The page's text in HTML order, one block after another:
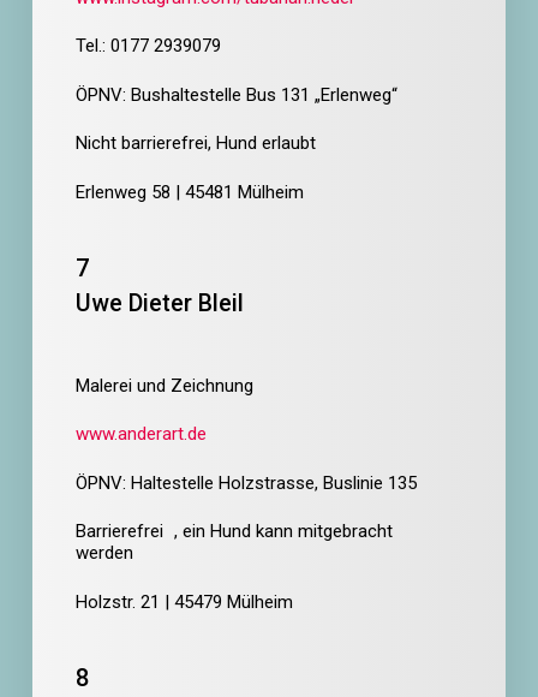
Tel.: 0177 2939079
ÖPNV: Bushaltestelle Bus 131 „Erlenweg“
Nicht barrierefrei, Hund erlaubt
Erlenweg 58 | 45481 Mülheim
7
Uwe Dieter Bleil
Malerei und Zeichnung
www.anderart.de
ÖPNV: Haltestelle Holzstrasse, Buslinie 135
Barrierefrei , ein Hund kann mitgebracht
werden
Holzstr. 21 | 45479 Mülheim
8